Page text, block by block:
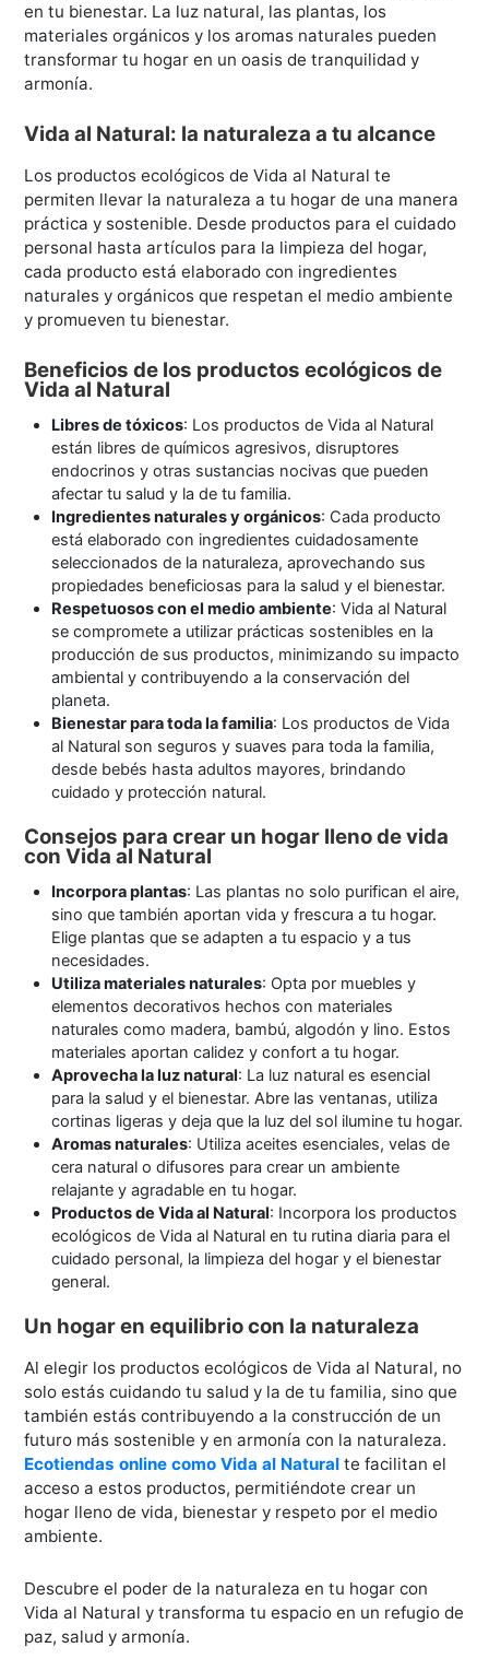
en tu bienestar. La luz natural, las plantas, los
materiales orgánicos y los aromas naturales pueden
transformar tu hogar en un oasis de tranquilidad y
armonía.
Vida al Natural: la naturaleza a tu alcance
Los productos ecológicos de Vida al Natural te
permiten llevar la naturaleza a tu hogar de una manera
práctica y sostenible. Desde productos para el cuidado
personal hasta artículos para la limpieza del hogar,
cada producto está elaborado con ingredientes
naturales y orgánicos que respetan el medio ambiente
y promueven tu bienestar.
Beneficios de los productos ecológicos de
Vida al Natural
Libres de tóxicos: Los productos de Vida al Natural
están libres de químicos agresivos, disruptores
endocrinos y otras sustancias nocivas que pueden
afectar tu salud y la de tu familia.
Ingredientes naturales y orgánicos: Cada producto
está elaborado con ingredientes cuidadosamente
seleccionados de la naturaleza, aprovechando sus
propiedades beneficiosas para la salud y el bienestar.
Respetuosos con el medio ambiente: Vida al Natural
se compromete a utilizar prácticas sostenibles en la
producción de sus productos, minimizando su impacto
ambiental y contribuyendo a la conservación del
planeta.
Bienestar para toda la familia: Los productos de Vida
al Natural son seguros y suaves para toda la familia,
desde bebés hasta adultos mayores, brindando
cuidado y protección natural.
Consejos para crear un hogar lleno de vida
con Vida al Natural
Incorpora plantas: Las plantas no solo purifican el aire,
sino que también aportan vida y frescura a tu hogar.
Elige plantas que se adapten a tu espacio y a tus
necesidades.
Utiliza materiales naturales: Opta por muebles y
elementos decorativos hechos con materiales
naturales como madera, bambú, algodón y lino. Estos
materiales aportan calidez y confort a tu hogar.
Aprovecha la luz natural: La luz natural es esencial
para la salud y el bienestar. Abre las ventanas, utiliza
cortinas ligeras y deja que la luz del sol ilumine tu hogar.
Aromas naturales: Utiliza aceites esenciales, velas de
cera natural o difusores para crear un ambiente
relajante y agradable en tu hogar.
Productos de Vida al Natural: Incorpora los productos
ecológicos de Vida al Natural en tu rutina diaria para el
cuidado personal, la limpieza del hogar y el bienestar
general.
Un hogar en equilibrio con la naturaleza
Al elegir los productos ecológicos de Vida al Natural, no
solo estás cuidando tu salud y la de tu familia, sino que
también estás contribuyendo a la construcción de un
futuro más sostenible y en armonía con la naturaleza.
Ecotiendas online como Vida al Natural te facilitan el
acceso a estos productos, permitiéndote crear un
hogar lleno de vida, bienestar y respeto por el medio
ambiente.
Descubre el poder de la naturaleza en tu hogar con
Vida al Natural y transforma tu espacio en un refugio de
paz, salud y armonía.